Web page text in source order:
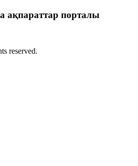
ақпараттар порталы
reserved.